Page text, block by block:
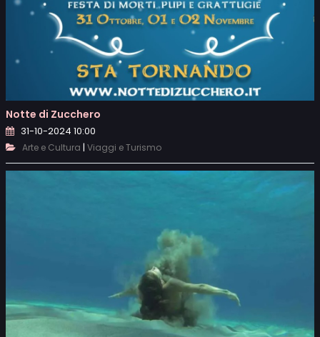
Notte di Zucchero
31-10-2024 10:00
Arte e Cultura | Viaggi e Turismo